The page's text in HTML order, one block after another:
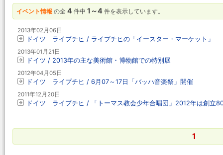
イベント情報 の全 4 件中 1～4 件を表示しています。
2013年02月06日
ドイツ ライプチヒ / ライプチヒの「イースター・マーケット」
2013年01月21日
ドイツ / 2013年の主な美術館・博物館での特別展
2012年04月05日
ドイツ ライプチヒ / 6月07～17日「バッハ音楽祭」開催
2011年12月20日
ドイツ ライプチヒ / 「トーマス教会少年合唱団」2012年は創立
1